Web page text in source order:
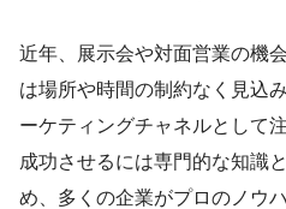
近年、展示会や対面営業の機
は場所や時間の制約なく見込
ーケティングチャネルとして
成功させるには専門的な知識
め、多くの企業がプロのノウ